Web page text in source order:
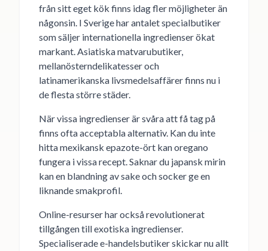
från sitt eget kök finns idag fler möjligheter än
någonsin. I Sverige har antalet specialbutiker
som säljer internationella ingredienser ökat
markant. Asiatiska matvarubutiker,
mellanösterndelikatesser och
latinamerikanska livsmedelsaffärer finns nu i
de flesta större städer.
När vissa ingredienser är svåra att få tag på
finns ofta acceptabla alternativ. Kan du inte
hitta mexikansk epazote-ört kan oregano
fungera i vissa recept. Saknar du japansk mirin
kan en blandning av sake och socker ge en
liknande smakprofil.
Online-resurser har också revolutionerat
tillgången till exotiska ingredienser.
Specialiserade e-handelsbutiker skickar nu allt